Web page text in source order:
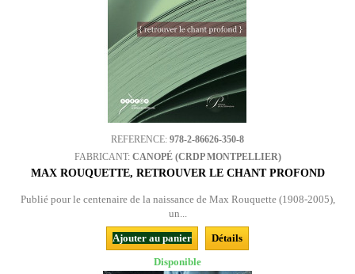
REFERENCE: 978-2-86626-350-8
FABRICANT: CANOPÉ (CRDP MONTPELLIER)
MAX ROUQUETTE, RETROUVER LE CHANT PROFOND
Publié pour le centenaire de la naissance de Max Rouquette (1908-2005),
un...
Ajouter au panier
Détails
Disponible